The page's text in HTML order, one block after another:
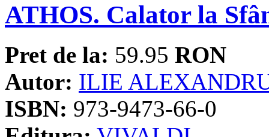
ATHOS. Calator la
Pret de la: 59.95 RON
Autor: ILIE
ISBN: 973-9473-66-0